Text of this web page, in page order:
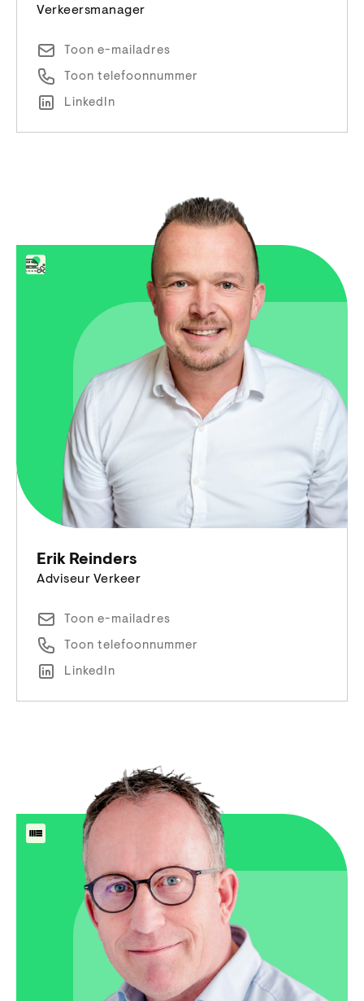
Verkeersmanager
Toon e-mailadres
Toon telefoonnummer
LinkedIn
Erik Reinders
Adviseur Verkeer
Toon e-mailadres
Toon telefoonnummer
LinkedIn